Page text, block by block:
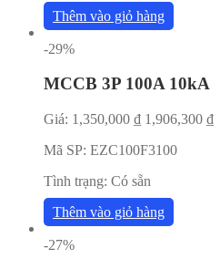
Thêm vào giỏ hàng
-29%
MCCB 3P 100A 10kA
Giá: 1,350,000 ₫ 1,906,300 ₫
Mã SP: EZC100F3100
Tình trạng: Có sẵn
Thêm vào giỏ hàng
-27%